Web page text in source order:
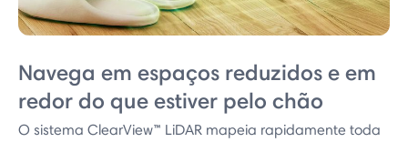
Navega em espaços reduzidos e em
redor do que estiver pelo chão
O sistema ClearView™ LiDAR mapeia rapidamente toda